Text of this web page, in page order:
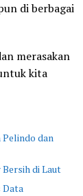
di berbagai
merasakan
kita
Pelindo dan
di Laut
Data